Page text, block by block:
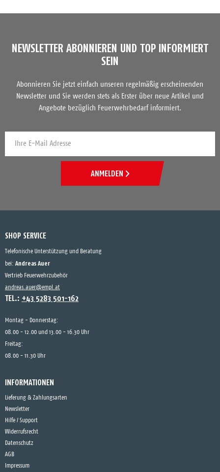
NEWSLETTER ABONNIEREN UND TOP INFORMIERT
SEIN
Abonnieren Sie jetzt einfach unseren regelmäßig erscheinenden
Newsletter und Sie werden stets als Erster über neue Artikel und
Angebote bezüglich Feuerwehrbedarf informiert.
ANMELDEN
SHOP SERVICE
Telefonische Unterstützung und Beratung
bei: Andreas Auer
Vertrieb Feuerwehrzubehör
andreas.auer@empl.at
TEL.: +43 5283 501-162
Montag - Donnerstag:
08.00 - 12.00 und 13.00 - 16.30 Uhr
Freitag:
08.00 - 11.30 Uhr
INFORMATIONEN
Lieferung & Zahlungsarten
Newsletter
Hilfe / Support
Widerrufsrecht
Datenschutz
AGB
Impressum